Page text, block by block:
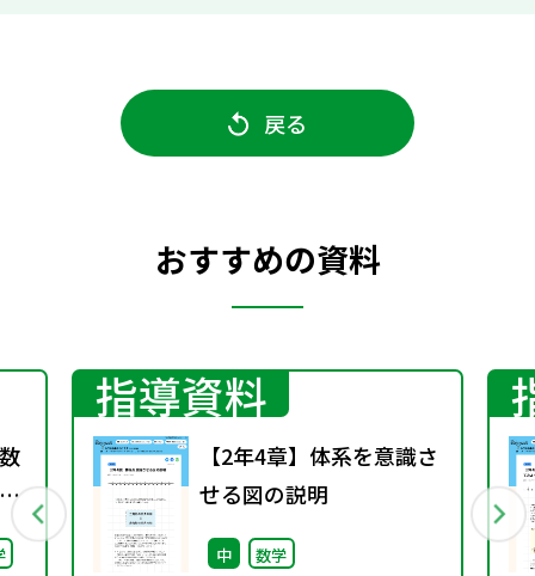
戻る
おすすめの資料
指導資料
【2年4章】体系を意識さ
せる図の説明
中 数学